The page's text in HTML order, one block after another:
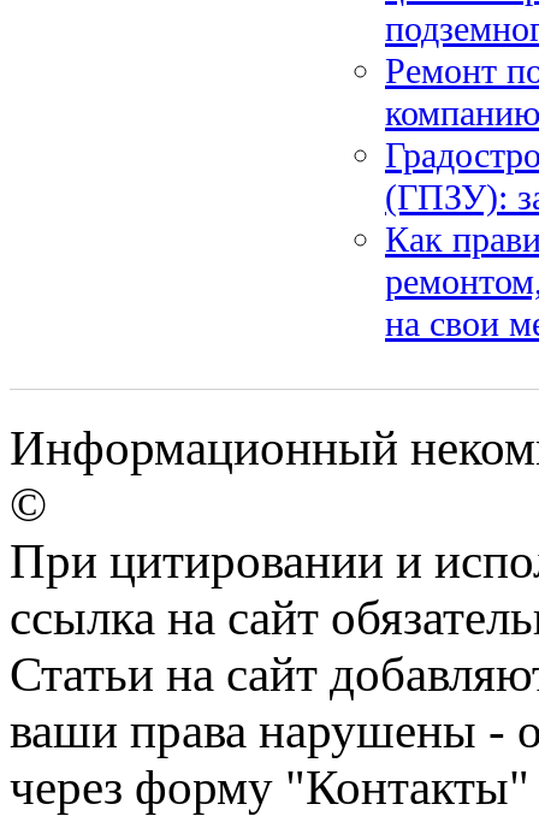
Ремонт
(ГПЗУ):
Как
на свои
Информационный
©
При цитировании и
ссылка на сайт
Статьи на сайт
ваши права нарушены -
через форму "Контакты"